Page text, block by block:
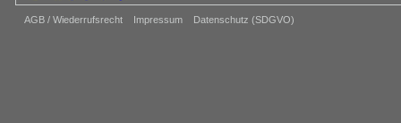
AGB / Wiederrufsrecht Impressum Datenschutz (SDGVO)